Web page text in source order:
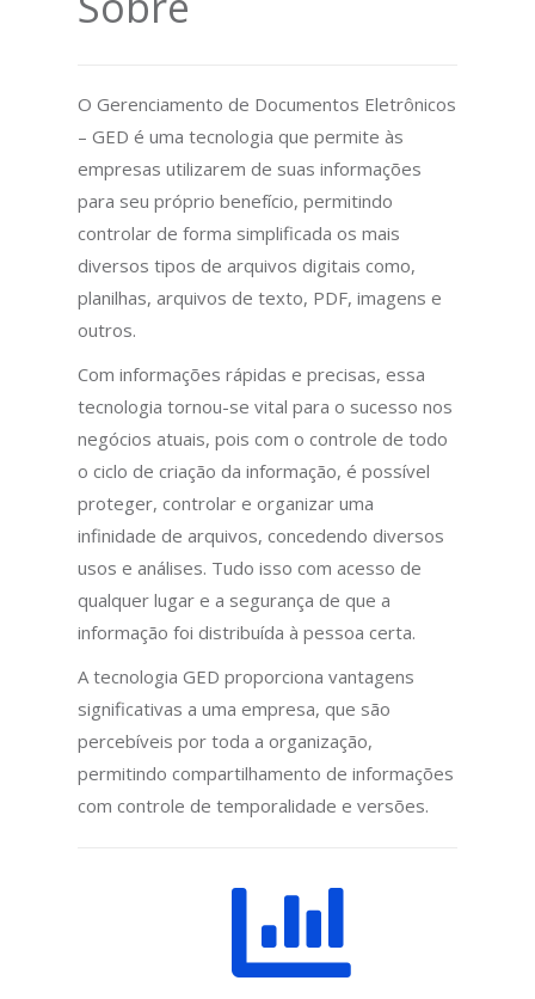
O Gerenciamento de Documentos Eletrônicos
– GED é uma tecnologia que permite às
empresas utilizarem de suas informações
para seu próprio benefício, permitindo
controlar de forma simplificada os mais
diversos tipos de arquivos digitais como,
planilhas, arquivos de texto, PDF, imagens e
outros.
Com informações rápidas e precisas, essa
tecnologia tornou-se vital para o sucesso nos
negócios atuais, pois com o controle de todo
o ciclo de criação da informação, é possível
proteger, controlar e organizar uma
infinidade de arquivos, concedendo diversos
usos e análises. Tudo isso com acesso de
qualquer lugar e a segurança de que a
informação foi distribuída à pessoa certa.
A tecnologia GED proporciona vantagens
significativas a uma empresa, que são
percebíveis por toda a organização,
permitindo compartilhamento de informações
com controle de temporalidade e versões.